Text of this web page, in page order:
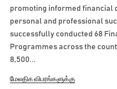
promoting informed financial
personal and professional
successfully conducted 68
Programmes across the
8,500...
மேலதிக விபரங்களுக்கு